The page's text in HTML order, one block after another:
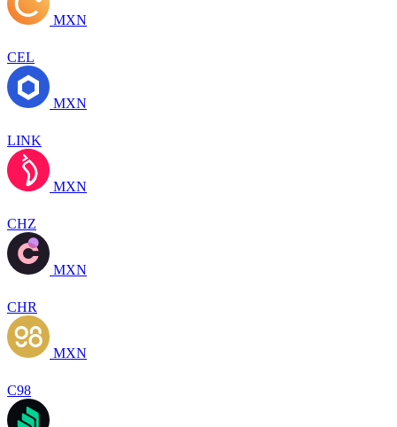
MXN
CEL
MXN
LINK
MXN
CHZ
MXN
CHR
MXN
C98